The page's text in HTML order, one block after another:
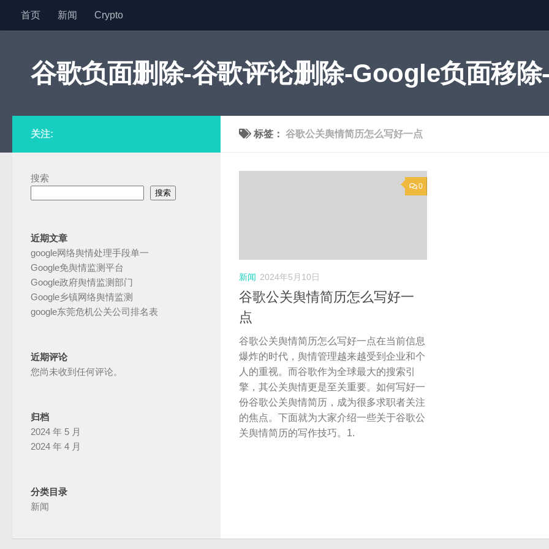
跳至内容
首页 新闻 Crypto
谷歌负面删除-谷歌评论删除-Google负面移
标签： 谷歌公关舆情简历怎么写好一点
0
新闻 2024年5月10日
谷歌公关舆情简历怎么写好一
点
谷歌公关舆情简历怎么写好一点在当前信息
爆炸的时代，舆情管理越来越受到企业和个
人的重视。而谷歌作为全球最大的搜索引
擎，其公关舆情更是至关重要。如何写好一
份谷歌公关舆情简历，成为很多求职者关注
的焦点。下面就为大家介绍一些关于谷歌公
关舆情简历的写作技巧。1.
关注:
搜索
搜索
近期文章
google网络舆情处理手段单一
Google免舆情监测平台
Google政府舆情监测部门
Google乡镇网络舆情监测
google东莞危机公关公司排名表
近期评论
您尚未收到任何评论。
归档
2024 年 5 月
2024 年 4 月
分类目录
新闻